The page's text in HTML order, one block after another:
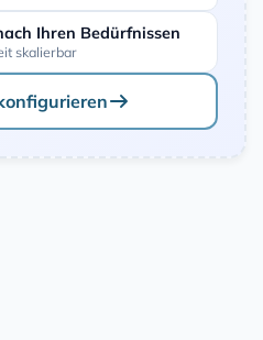
Ihren Bedürfnissen
skalierbar